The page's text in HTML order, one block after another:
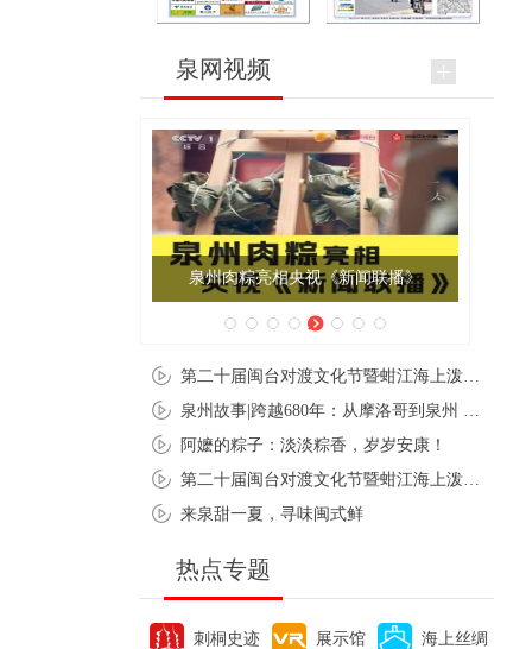
泉网视频
泉州肉粽亮相央视《新闻联播》
阿嬷的粽子：淡淡粽香，岁岁安康！
来泉甜一夏，寻味闽式鲜
热点专题
刺桐史迹 展示馆 海上丝绸